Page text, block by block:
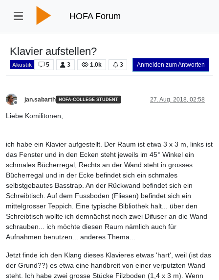
HOFA Forum
Klavier aufstellen?
Akustik 5 3 1.0k 3 Anmelden zum Antworten
Offline
jan.sabarth HOFA-COLLEGE STUDENT 27. Aug. 2018, 02:58
Liebe Komilitonen,
ich habe ein Klavier aufgestellt. Der Raum ist etwa 3 x 3 m, links ist
das Fenster und in den Ecken steht jeweils im 45° Winkel ein
schmales Bücherregal, Rechts an der Wand steht in grosses
Bücherregal und in der Ecke befindet sich ein schmales
selbstgebautes Basstrap. An der Rückwand befindet sich ein
Schreibtisch. Auf dem Fussboden (Fliesen) befindet sich ein
mittelgrosser Teppich. Eine typische Bibliothek halt... über den
Schreibtisch wollte ich demnächst noch zwei Difuser an die Wand
schrauben... ich möchte diesen Raum nämlich auch für
Aufnahmen benutzen... anderes Thema...
Jetzt finde ich den Klang dieses Klavieres etwas 'hart', weil (ist das
der Grund??) es etwa eine handbreit von einer verputzten Wand
steht. Ich habe zwei grosse Stücke Filzboden (1,4 x 3 m). Wenn